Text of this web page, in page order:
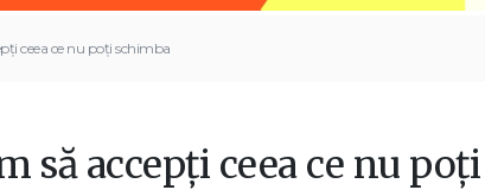
ceea ce nu poți schimba
să accepți ceea ce nu